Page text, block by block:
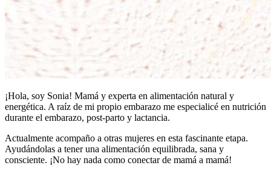
¡Hola, soy Sonia! Mamá y experta en alimentación natural y
energética. A raíz de mi propio embarazo me especialicé en nutrición
durante el embarazo, post-parto y lactancia.
Actualmente acompaño a otras mujeres en esta fascinante etapa.
Ayudándolas a tener una alimentación equilibrada, sana y
consciente. ¡No hay nada como conectar de mamá a mamá!